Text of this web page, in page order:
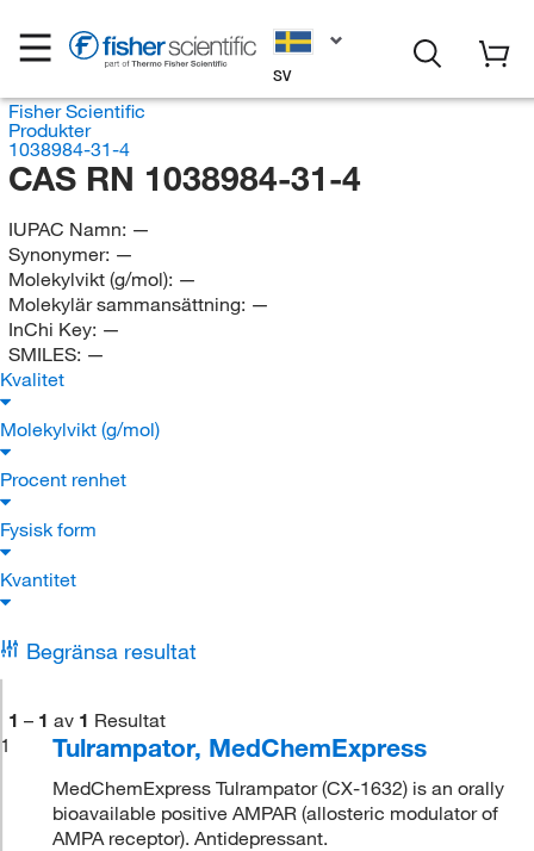
SV
Fisher Scientific
Produkter
1038984-31-4
CAS RN 1038984-31-4
IUPAC Namn: —
Synonymer: —
Molekylvikt (g/mol): —
Molekylär sammansättning: —
InChi Key: —
SMILES: —
Kvalitet
Molekylvikt (g/mol)
Procent renhet
Fysisk form
Kvantitet
Begränsa resultat
1 – 1 av 1 Resultat
1
Tulrampator, MedChemExpress
MedChemExpress Tulrampator (CX-1632) is an orally
bioavailable positive AMPAR (allosteric modulator of
AMPA receptor). Antidepressant.